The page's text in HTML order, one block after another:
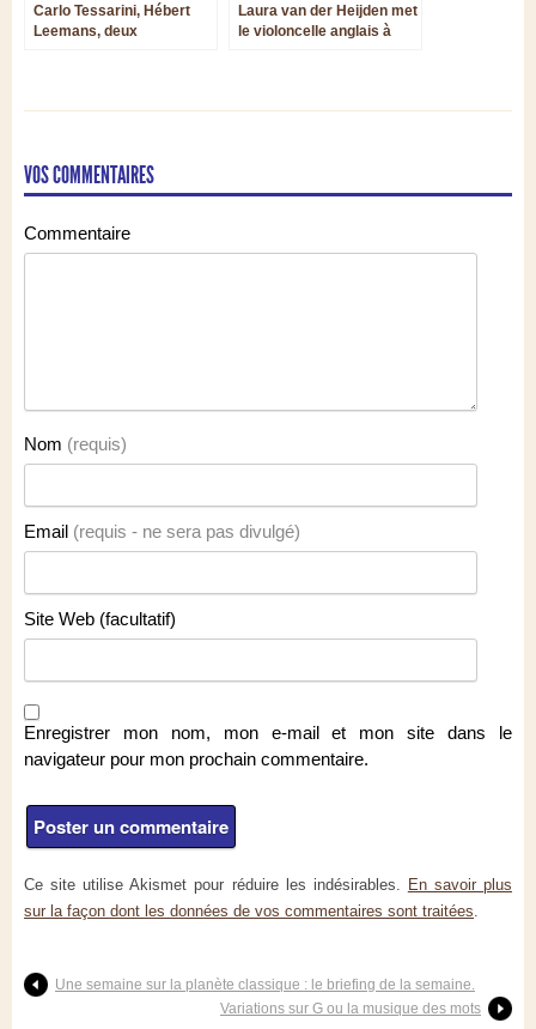
Carlo Tessarini, Hébert
Leemans, deux
galant
Laura van der Heijden met
le violoncelle anglais à
VOS COMMENTAIRES
Commentaire
Nom (requis)
Email (requis - ne sera pas divulgé)
Site Web (facultatif)
Enregistrer mon nom, mon e-mail et mon site dans le
navigateur pour mon prochain commentaire.
Ce site utilise Akismet pour réduire les indésirables. En savoir plus
sur la façon dont les données de vos commentaires sont traitées
Une semaine sur la planète classique : le briefing de la semaine.
Variations sur G ou la musique des mots